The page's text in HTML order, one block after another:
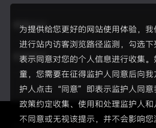
为提供给您更好的网站使用体验，
进行站内访客浏览路径监测，勾选
表示同意对您的个人信息进行收集
童，您需要在征得监护人同意后向
护人点击“同意”即表示监护人同意
政策约定收集、使用和处理监护人
不同意或无视该提示，并不会影响您
赛事运动
新闻资讯
F1®赛事